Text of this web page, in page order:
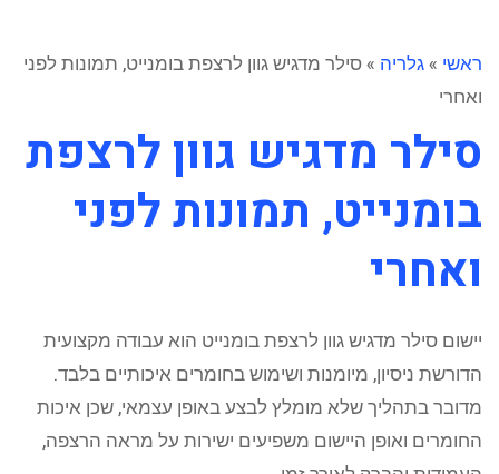
ראשי »גלריה »סילר מדגיש גוון לרצפת בומנייט, תמונות לפני
ואחרי
סילר מדגיש גוון לרצפת
בומנייט, תמונות לפני
ואחרי
יישום סילר מדגיש גוון לרצפת בומנייט הוא עבודה מקצועית
הדורשת ניסיון, מיומנות ושימוש בחומרים איכותיים בלבד.
מדובר בתהליך שלא מומלץ לבצע באופן עצמאי, שכן איכות
החומרים ואופן היישום משפיעים ישירות על מראה הרצפה,